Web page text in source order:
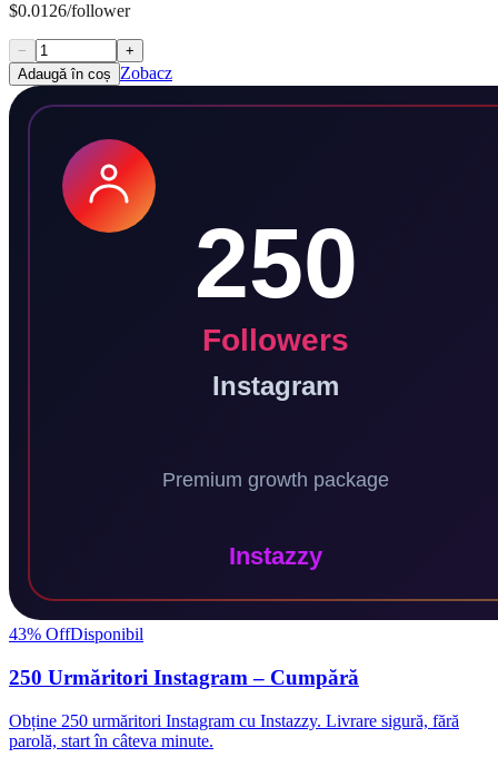
$0.0126/follower
−
+
Adaugă în coș
Zobacz
43% OffDisponibil
250 Urmăritori Instagram – Cumpără
Obține 250 urmăritori Instagram cu Instazzy. Livrare sigură, fără
parolă, start în câteva minute.